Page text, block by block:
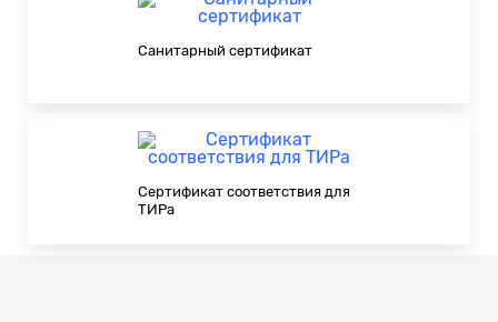
Санитарный сертификат
Сертификат соответствия для
ТИРа